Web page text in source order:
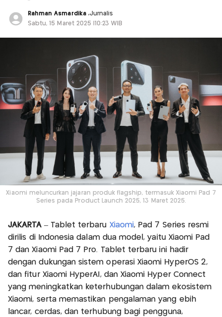
Rahman Asmardika ,Jurnalis
Sabtu, 15 Maret 2025 |10:23 WIB
Xiaomi meluncurkan jajaran produk flagship, termasuk Xiaomi Pad 7
Series pada Product Launch 2025, 13 Maret 2025.
JAKARTA– Tablet terbaru Xiaomi, Pad 7 Series resmi
dirilis di Indonesia dalam dua model, yaitu Xiaomi Pad
7 dan Xiaomi Pad 7 Pro. Tablet terbaru ini hadir
dengan dukungan sistem operasi Xiaomi HyperOS 2,
dan fitur Xiaomi HyperAI, dan Xiaomi Hyper Connect
yang meningkatkan keterhubungan dalam ekosistem
Xiaomi, serta memastikan pengalaman yang ebih
lancar, cerdas, dan terhubung bagi pengguna,